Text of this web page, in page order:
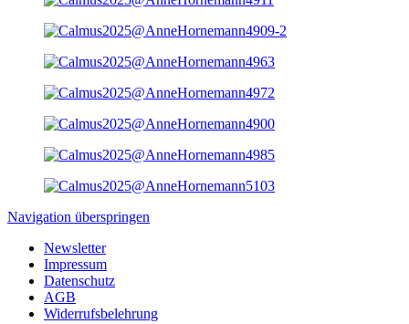
Navigation überspringen
Newsletter
Impressum
Datenschutz
AGB
Widerrufsbelehrung